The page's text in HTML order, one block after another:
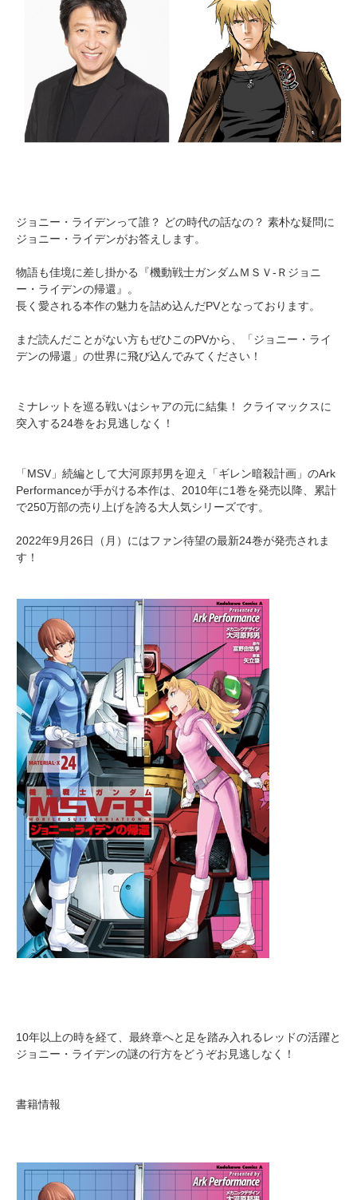
ジョニー・ライデンって誰？ どの時代の話なの？ 素朴な疑問に
ジョニー・ライデンがお答えします。
物語も佳境に差し掛かる『機動戦士ガンダムＭＳＶ‐Ｒジョニ
ー・ライデンの帰還』。
長く愛される本作の魅力を詰め込んだPVとなっております。
まだ読んだことがない方もぜひこのPVから、「ジョニー・ライ
デンの帰還」の世界に飛び込んでみてください！
ミナレットを巡る戦いはシャアの元に結集！ クライマックスに
突入する24巻をお見逃しなく！
「MSV」続編として大河原邦男を迎え「ギレン暗殺計画」のArk
Performanceが手がける本作は、2010年に1巻を発売以降、累計
で250万部の売り上げを誇る大人気シリーズです。
2022年9月26日（月）にはファン待望の最新24巻が発売されま
す！
10年以上の時を経て、最終章へと足を踏み入れるレッドの活躍と
ジョニー・ライデンの謎の行方をどうぞお見逃しなく！
書籍情報